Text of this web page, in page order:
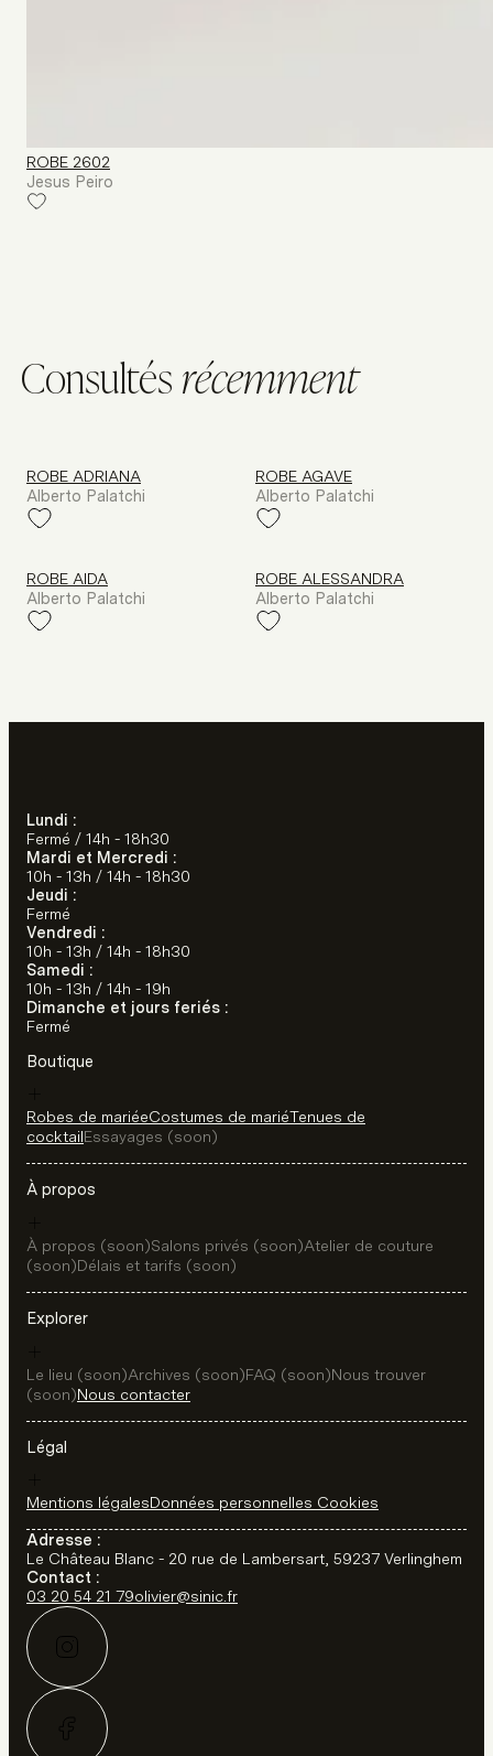
ROBE 2602
Jesus Peiro
Consultésrécemment
ROBE ADRIANA
Alberto Palatchi
ROBE AGAVE
Alberto Palatchi
ROBE AIDA
Alberto Palatchi
ROBE ALESSANDRA
Alberto Palatchi
Lundi :
Fermé / 14h - 18h30
Mardi et Mercredi :
10h - 13h / 14h - 18h30
Jeudi :
Fermé
Vendredi :
10h - 13h / 14h - 18h30
Samedi :
10h - 13h / 14h - 19h
Dimanche et jours feriés :
Fermé
Boutique
Robes de mariéeCostumes de mariéTenues de
cocktailEssayages (soon)
À propos
À propos (soon)Salons privés (soon)Atelier de couture
(soon)Délais et tarifs (soon)
Explorer
Le lieu (soon)Archives (soon)FAQ (soon)Nous trouver
(soon)Nous contacter
Légal
Mentions légalesDonnées personnelles Cookies
Adresse :
Le Château Blanc - 20 rue de Lambersart, 59237 Verlinghem
Contact :
03 20 54 21 79olivier@sinic.fr